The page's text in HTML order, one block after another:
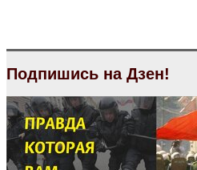
Подпишись на Дзен!